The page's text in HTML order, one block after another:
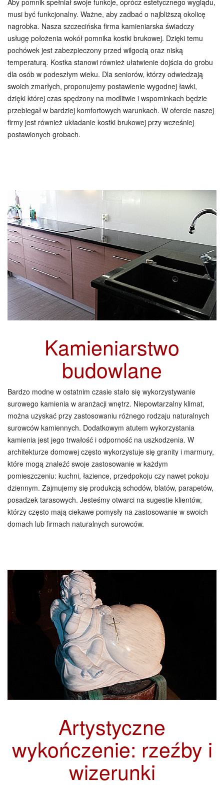
Aby pomnik spełniał swoje funkcje, oprócz estetycznego wyglądu,
musi być funkcjonalny. Ważne, aby zadbać o najbliższą okolicę
nagrobka. Nasza szczecińska firma kamieniarska świadczy
usługę położenia wokół pomnika kostki brukowej. Dzięki temu
pochówek jest zabezpieczony przed wilgocią oraz niską
temperaturą. Kostka stanowi również ułatwienie dojścia do grobu
dla osób w podeszłym wieku. Dla seniorów, którzy odwiedzają
swoich zmarłych, proponujemy postawienie wygodnej ławki,
dzięki której czas spędzony na modlitwie i wspominkach będzie
przebiegał w bardziej komfortowych warunkach. W ofercie naszej
firmy jest również układanie kostki brukowej przy wcześniej
postawionych grobach.
Kamieniarstwo
budowlane
Bardzo modne w ostatnim czasie stało się wykorzystywanie
surowego kamienia w aranżacji wnętrz. Niepowtarzalny klimat,
można uzyskać przy zastosowaniu różnego rodzaju naturalnych
surowców kamiennych. Dodatkowym atutem wykorzystania
kamienia jest jego trwałość i odporność na uszkodzenia. W
architekturze domowej często wykorzystuje się granity i marmury,
które mogą znaleźć swoje zastosowanie w każdym
pomieszczeniu: kuchni, łazience, przedpokoju czy nawet pokoju
dziennym. Zajmujemy się produkcją schodów, blatów, parapetów,
posadzek tarasowych. Jesteśmy otwarci na sugestie klientów,
którzy często mają ciekawe pomysły na zastosowanie w swoich
domach lub firmach naturalnych surowców.
Artystyczne
wykończenie: rzeźby i
wizerunki